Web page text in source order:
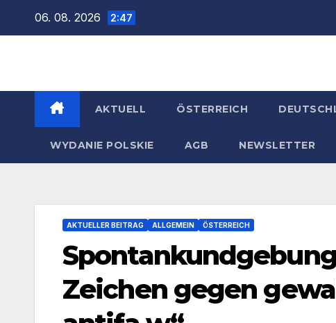
06. 08. 2026 2:47
AKTUELL ÖSTERREICH
WYDANIE POLSKIE AGB NEWSLETTER
AKTUELLER BEITRAG ALLGEMEIN ÖSTERREICH
Zeichen gegen